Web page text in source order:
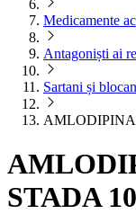
Medicamente
Antagoniști ai
Sartani și
STADA